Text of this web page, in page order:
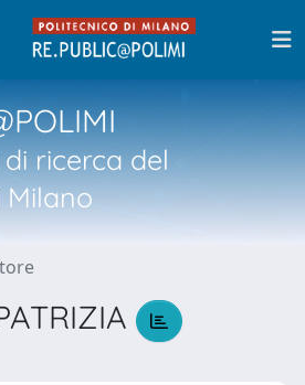
ricerca del
Milano